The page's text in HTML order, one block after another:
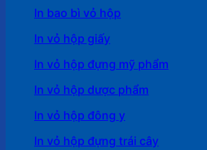
In bao bì vỏ hộp
In vỏ hộp giấy
In vỏ hộp đựng mỹ phẩm
In vỏ hộp dược phẩm
In vỏ hộp đông y
In vỏ hộp đựng trái cây